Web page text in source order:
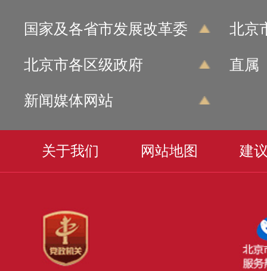
国家及各省市发展改革委 北京
北京市各区级政府 直属
新闻媒体网站
关于我们 网站地图 建